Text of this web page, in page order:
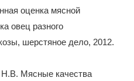
оценка мясной
овец разного
шерстяное дело, 2012.
Мясные качества